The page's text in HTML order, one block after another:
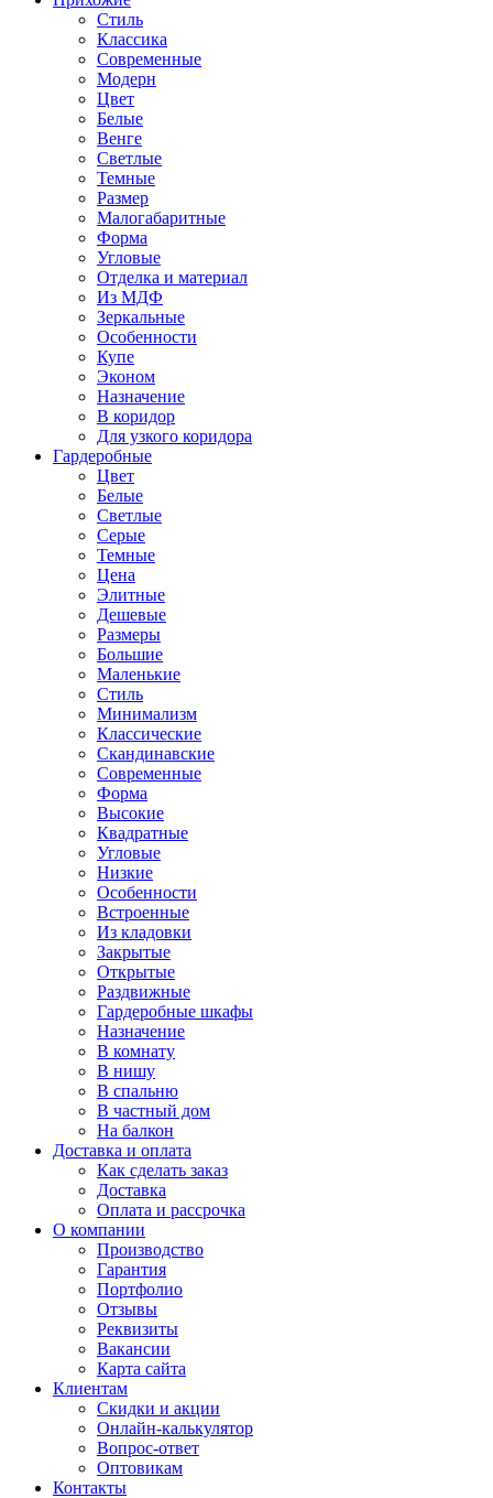
Стиль
Классика
Современные
Модерн
Цвет
Белые
Венге
Светлые
Темные
Размер
Малогабаритные
Форма
Угловые
Отделка и материал
Из МДФ
Зеркальные
Особенности
Купе
Эконом
Назначение
В коридор
Для узкого коридора
Гардеробные
Цвет
Белые
Светлые
Серые
Темные
Цена
Элитные
Дешевые
Размеры
Большие
Маленькие
Стиль
Минимализм
Классические
Скандинавские
Современные
Форма
Высокие
Квадратные
Угловые
Низкие
Особенности
Встроенные
Из кладовки
Закрытые
Открытые
Раздвижные
Гардеробные шкафы
Назначение
В комнату
В нишу
В спальню
В частный дом
На балкон
Доставка и оплата
Как сделать заказ
Доставка
Оплата и рассрочка
О компании
Производство
Гарантия
Портфолио
Отзывы
Реквизиты
Вакансии
Карта сайта
Клиентам
Скидки и акции
Онлайн-калькулятор
Вопрос-ответ
Оптовикам
Контакты